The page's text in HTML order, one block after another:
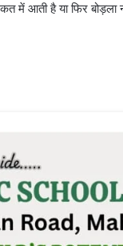
में आती है या फिर